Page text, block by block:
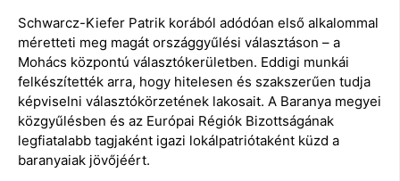
Schwarcz-Kiefer Patrik korából adódóan első alkalommal
méretteti meg magát országgyűlési választáson – a
Mohács központú választókerületben. Eddigi munkái
felkészítették arra, hogy hitelesen és szakszerűen tudja
képviselni választókörzetének lakosait. A Baranya megyei
közgyűlésben és az Európai Régiók Bizottságának
legfiatalabb tagjaként igazi lokálpatriótaként küzd a
baranyaiak jövőjéért.